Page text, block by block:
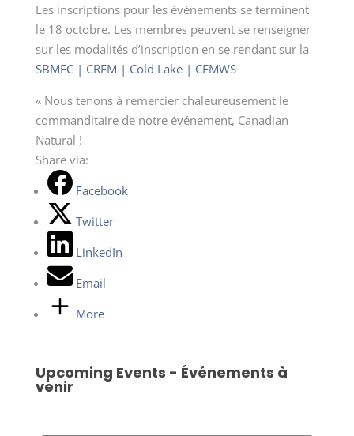
Les inscriptions pour les événements se terminent
le 18 octobre. Les membres peuvent se renseigner
sur les modalités d’inscription en se rendant sur la
SBMFC | CRFM | Cold Lake | CFMWS
« Nous tenons à remercier chaleureusement le
commanditaire de notre événement, Canadian
Natural !
Share via:
Facebook
Twitter
LinkedIn
Email
More
Upcoming Events - Événements à
venir